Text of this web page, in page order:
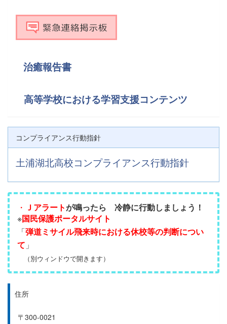
治癒報告書
高等学校における学習支援コンテンツ
コンプライアンス行動指針
土浦湖北高校コンプライアンス行動指針
・ Ｊアラートが鳴ったら 冷静に行動しましょう！
※国民保護ポータルサイト
「弾道ミサイル飛来時における休校等の判断につい
て 」
（別ウィンドウで開きます）
住所
〒300-0021